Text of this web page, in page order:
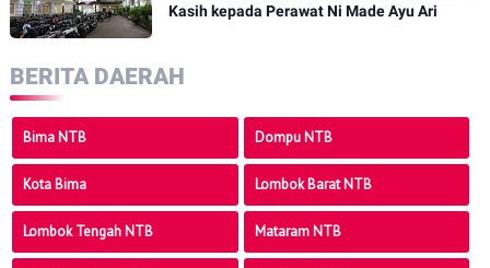
Kasih kepada Perawat Ni Made Ayu Ari
BERITA DAERAH
Bima NTB Dompu NTB
Kota Bima Lombok Barat NTB
Lombok Tengah NTB Mataram NTB